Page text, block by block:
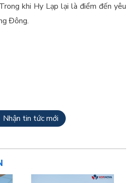
khi Hy Lạp lại là điểm đến yêu
Đông.
Nhận tin tức mới